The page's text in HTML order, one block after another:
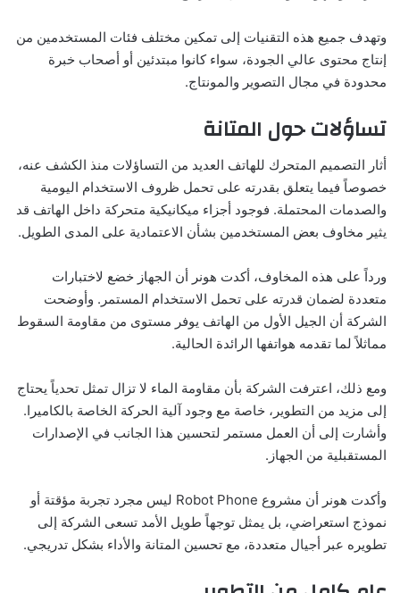
وتهدف جميع هذه التقنيات إلى تمكين مختلف فئات المستخدمين من
إنتاج محتوى عالي الجودة، سواء كانوا مبتدئين أو أصحاب خبرة
محدودة في مجال التصوير والمونتاج.
تساؤلات حول المتانة
أثار التصميم المتحرك للهاتف العديد من التساؤلات منذ الكشف عنه،
خصوصاً فيما يتعلق بقدرته على تحمل ظروف الاستخدام اليومية
والصدمات المحتملة. فوجود أجزاء ميكانيكية متحركة داخل الهاتف قد
يثير مخاوف بعض المستخدمين بشأن الاعتمادية على المدى الطويل.
ورداً على هذه المخاوف، أكدت هونر أن الجهاز خضع لاختبارات
متعددة لضمان قدرته على تحمل الاستخدام المستمر. وأوضحت
الشركة أن الجيل الأول من الهاتف يوفر مستوى من مقاومة السقوط
مماثلاً لما تقدمه هواتفها الرائدة الحالية.
ومع ذلك، اعترفت الشركة بأن مقاومة الماء لا تزال تمثل تحدياً يحتاج
إلى مزيد من التطوير، خاصة مع وجود آلية الحركة الخاصة بالكاميرا.
وأشارت إلى أن العمل مستمر لتحسين هذا الجانب في الإصدارات
المستقبلية من الجهاز.
وأكدت هونر أن مشروع Robot Phone ليس مجرد تجربة مؤقتة أو
نموذج استعراضي، بل يمثل توجهاً طويل الأمد تسعى الشركة إلى
تطويره عبر أجيال متعددة، مع تحسين المتانة والأداء بشكل تدريجي.